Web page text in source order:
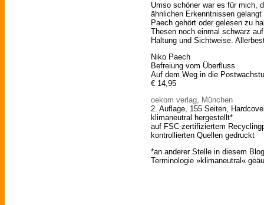
Umso schöner war es für mich,
ähnlichen Erkenntnissen
Paech gehört oder gelesen zu
Thesen noch einmal schwarz
Haltung und Sichtweise.
Niko Paech
Befreiung vom Überfluss
Auf dem Weg in die
€ 14,95
oekom verlag, München
2. Auflage, 155 Seiten,
klimaneutral hergestellt*
auf FSC-zertifiziertem
kontrollierten Quellen gedruckt
*an anderer Stelle in diesem
Terminologie »klimaneutral«